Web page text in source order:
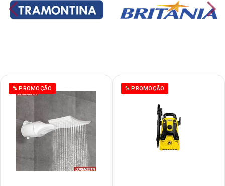
% PROMOÇÃO % PROMOÇÃO